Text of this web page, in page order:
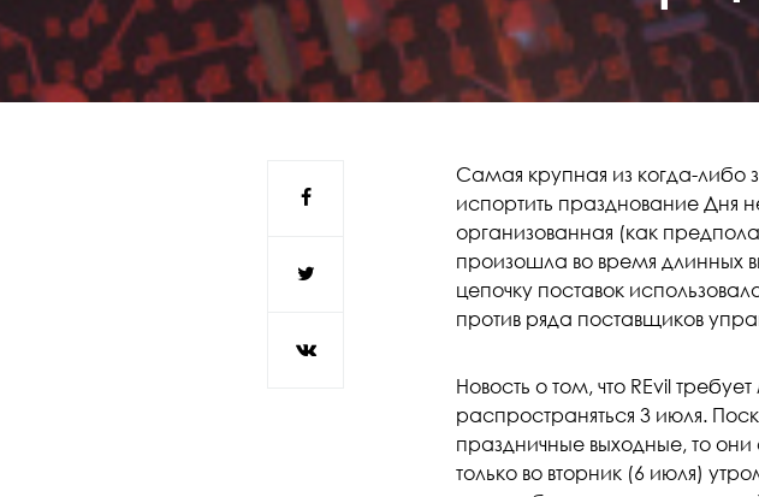
Самая крупная из когда-
испортить празднование Дня
организованная (как
произошла во время длинных
цепочку поставок
против ряда поставщиков
Новость о том, что REvil
распространяться 3 июля.
праздничные выходные, то
только во вторник (6 июля)